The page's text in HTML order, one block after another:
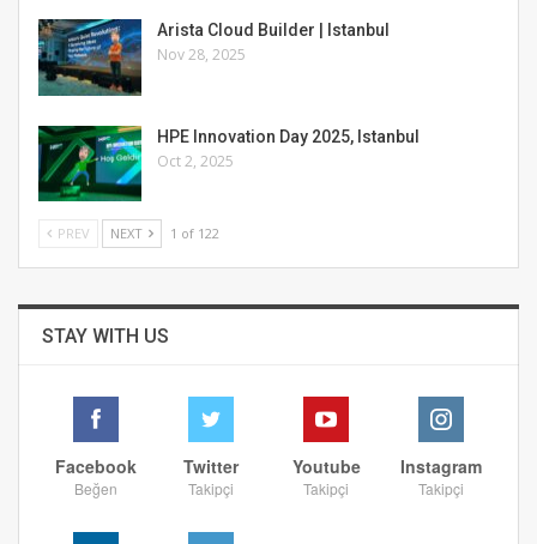
Arista Cloud Builder | Istanbul
Nov 28, 2025
HPE Innovation Day 2025, Istanbul
Oct 2, 2025
PREV NEXT 1 of 122
STAY WITH US
Facebook
Beğen
Twitter
Takipçi
Youtube
Takipçi
Instagram
Takipçi